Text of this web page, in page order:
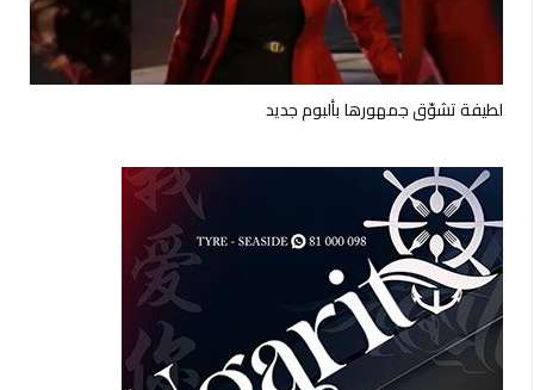
لطيفة تشوّق جمهورها بألبوم جديد